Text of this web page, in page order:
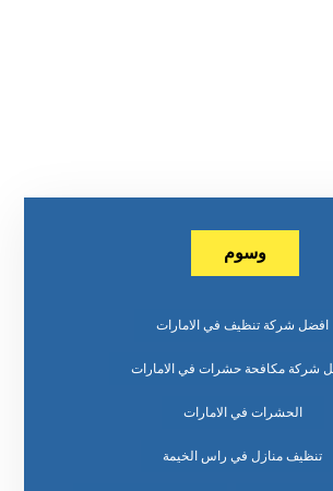
وسوم
افضل شركة تنظيف في الامارات
شركة مكافحة حشرات في الامارات
الحشرات في الامارات
تنظيف منازل في راس الخيمة